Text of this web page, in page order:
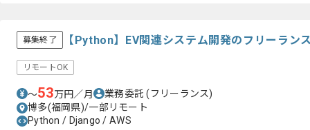
募集終了 【Python】EV関連システム開発のフリーラン
リモートOK
〜53万円／月 業務委託(フリーランス)
博多(福岡県)/一部リモート
Python / Django / AWS